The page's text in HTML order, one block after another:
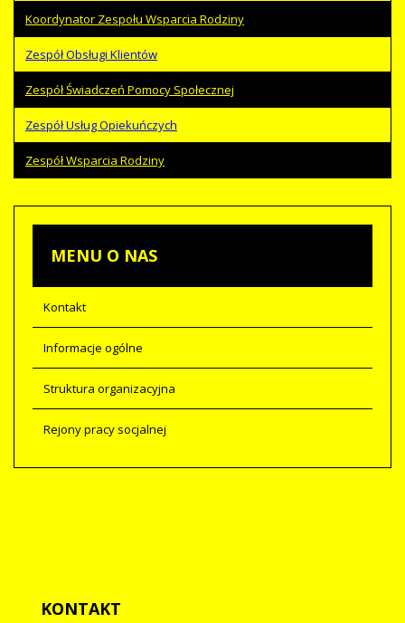
Koordynator Zespołu Wsparcia Rodziny
Zespół Obsługi Klientów
Zespół Świadczeń Pomocy Społecznej
Zespół Usług Opiekuńczych
Zespół Wsparcia Rodziny
MENU O NAS
Kontakt
Informacje ogólne
Struktura organizacyjna
Rejony pracy socjalnej
KONTAKT